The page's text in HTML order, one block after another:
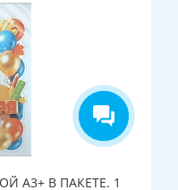
А3+ В ПАКЕТЕ. 1